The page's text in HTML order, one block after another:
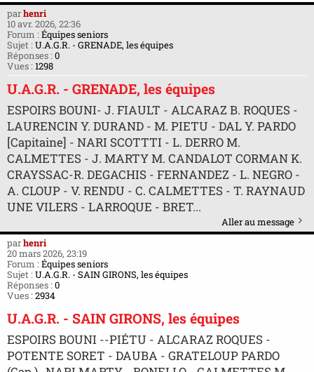
parhenri
10 avr. 2026, 22:36
Forum : Équipes seniors
Sujet : U.A.G.R. - GRENADE, les équipes
Réponses : 0
Vues : 1298
U.A.G.R. - GRENADE, les équipes
ESPOIRS BOUNI- J. FIAULT - ALCARAZ B. ROQUES -
LAURENCIN Y. DURAND - M. PIETU - DAL Y. PARDO
[Capitaine] - NARI SCOTTTI - L. DERRO M.
CALMETTES - J. MARTY M. CANDALOT CORMAN K.
CRAYSSAC-R. DEGACHIS - FERNANDEZ - L. NEGRO -
A. CLOUP - V. RENDU - C. CALMETTES - T. RAYNAUD
UNE VILERS - LARROQUE - BRET...
Aller au message
parhenri
20 mars 2026, 23:19
Forum :Équipes seniors
Sujet :U.A.G.R. - SAIN GIRONS, les équipes
Réponses :0
Vues :2934
U.A.G.R. - SAIN GIRONS, les équipes
ESPOIRS BOUNI --PIÉTU - ALCARAZ ROQUES -
POTENTE SORET - DAUBA - GRATELOUP PARDO